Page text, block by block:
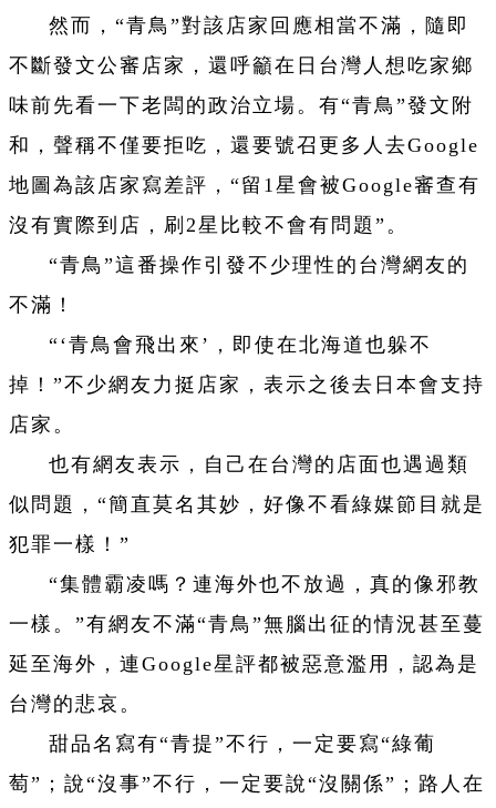
然而，“青鳥”對該店家回應相當不滿，隨即
不斷發文公審店家，還呼籲在日台灣人想吃家鄉
味前先看一下老闆的政治立場。有“青鳥”發文附
和，聲稱不僅要拒吃，還要號召更多人去Google
地圖為該店家寫差評，“留1星會被Google審查有
沒有實際到店，刷2星比較不會有問題”。
“青鳥”這番操作引發不少理性的台灣網友的
不滿！
“‘青鳥會飛出來’，即使在北海道也躲不
掉！”不少網友力挺店家，表示之後去日本會支持
店家。
也有網友表示，自己在台灣的店面也遇過類
似問題，“簡直莫名其妙，好像不看綠媒節目就是
犯罪一樣！”
“集體霸凌嗎？連海外也不放過，真的像邪教
一樣。”有網友不滿“青鳥”無腦出征的情況甚至蔓
延至海外，連Google星評都被惡意濫用，認為是
台灣的悲哀。
甜品名寫有“青提”不行，一定要寫“綠葡
萄”；說“沒事”不行，一定要說“沒關係”；路人在